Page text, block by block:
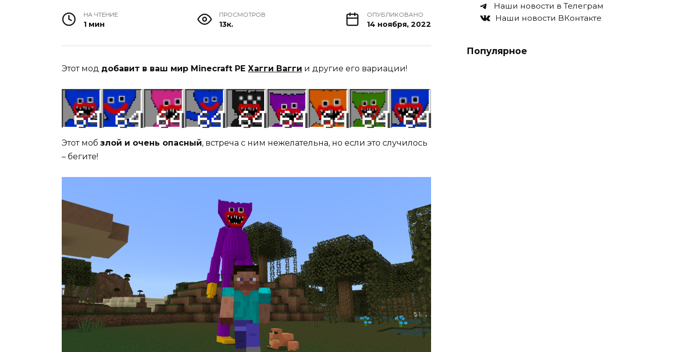
НА ЧТЕНИЕ
1 мин
ПРОСМОТРОВ
13к.
ОПУБЛИКОВАНО
14 ноября, 2022
Этот мод добавит в ваш мир Minecraft PE Хагги Вагги и другие его вариации!
Этот моб злой и очень опасный, встреча с ним нежелательна, но если это случилось
– бегите!
Наши новости в Телеграм
Наши новости ВКонтакте
Популярное